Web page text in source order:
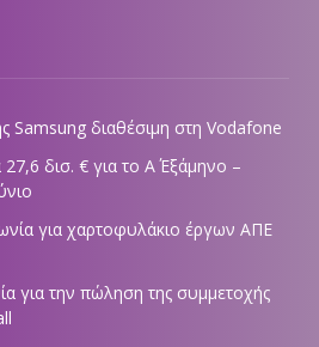
Samsung διαθέσιμη στη Vodafone
δισ. € για το Α΄ Εξάμηνο –
για χαρτοφυλάκιο έργων ΑΠΕ
για την πώληση της συμμετοχής